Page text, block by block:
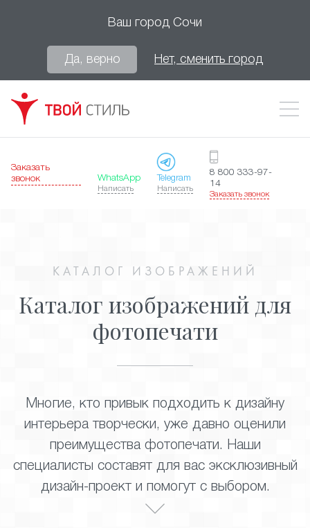
Ваш город Сочи
Да, верно Нет, сменить город
Заказать
звонок
WhatsApp
Написать
Telegram
Написать
8 800 333-97-
14
Заказать звонок
КАТАЛОГ ИЗОБРАЖЕНИЙ
Каталог изображений для
фотопечати
Многие, кто привык подходить к дизайну
интерьера творчески, уже давно оценили
преимущества фотопечати. Наши
специалисты составят для вас эксклюзивный
дизайн-проект и помогут с выбором.